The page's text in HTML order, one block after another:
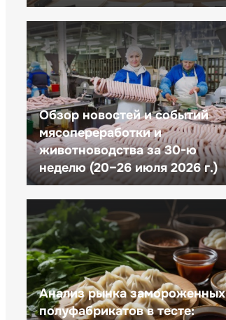
Обзор новостей и событий
мясопереработки и
животноводства за 30-ю
неделю (20–26 июля 2026 г.)
Анализ рынка замороженных
полуфабрикатов в тесте: